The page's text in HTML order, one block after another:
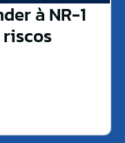
à NR-1